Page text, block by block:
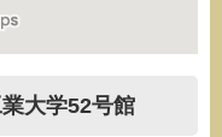
大学52号館